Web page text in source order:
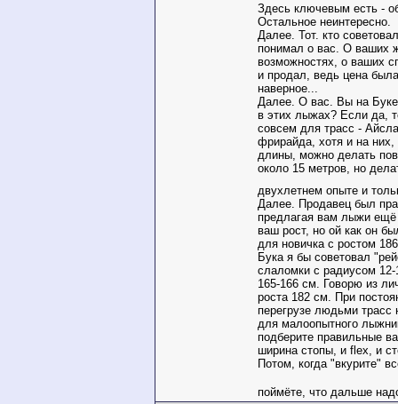
Здесь ключевым есть -
Остальное неинтересно.
Далее. Тот. кто
понимал о вас. О ваших
возможностях, о ваших
и продал, ведь цена
наверное...
Далее. О вас. Вы на Буке
в этих лыжах? Если да,
совсем для трасс -
фрирайда, хотя и на них,
длины, можно делать
около 15 метров, но
двухлетнем опыте и
Далее. Продавец был
предлагая вам лыжи
ваш рост, но ой как он
для новичка с ростом
Бука я бы советовал
слаломки с радиусом
165-166 см. Говорю из
роста 182 см. При
перегрузе людьми трасс
для малоопытного
подберите правильные
ширина стопы, и flex, и
Потом, когда "вкурите"
поймёте, что дальше